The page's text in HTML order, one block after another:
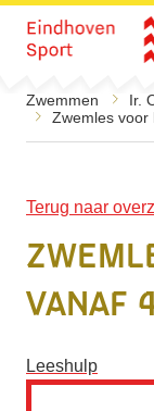
Direct naar de
Zwemmen Ir.
Zwemles voor
Terug naar
vanaf
Leeshulp